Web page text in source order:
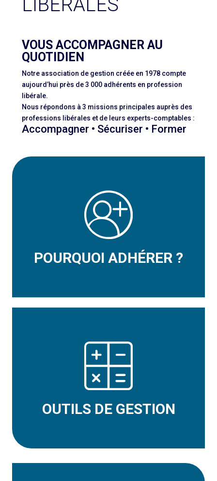
LIBÉRALES
VOUS ACCOMPAGNER AU
QUOTIDIEN
Notre association de gestion créée en 1978 compte
aujourd’hui près de 3 000 adhérents en profession
libérale.
Nous répondons à 3 missions principales auprès des
professions libérales et de leurs experts-comptables :
Accompagner • Sécuriser • Former
POURQUOI ADHÉRER ?
OUTILS DE GESTION